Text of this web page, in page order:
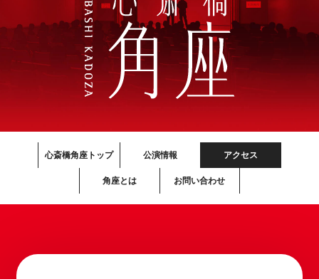
心斎橋角座トップ 公演情報 アクセス
角座とは お問い合わせ